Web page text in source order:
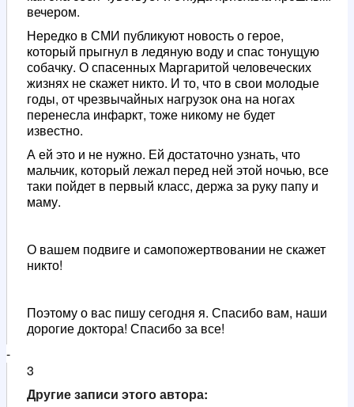
вечером.
Нередко в СМИ публикуют новость о герое,
который прыгнул в ледяную воду и спас тонущую
собачку. О спасенных Маргаритой человеческих
жизнях не скажет никто. И то, что в свои молодые
годы, от чрезвычайных нагрузок она на ногах
перенесла инфаркт, тоже никому не будет
известно.
А ей это и не нужно. Ей достаточно узнать, что
мальчик, который лежал перед ней этой ночью, все
таки пойдет в первый класс, держа за руку папу и
маму.
О вашем подвиге и самопожертвовании не скажет
никто!
Поэтому о вас пишу сегодня я. Спасибо вам, наши
дорогие доктора! Спасибо за все!
-
3
Другие записи этого автора: